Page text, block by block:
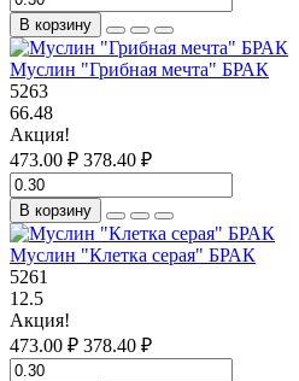
В корзину
Муслин "Грибная мечта" БРАК
5263
66.48
Акция!
473.00 ₽ 378.40 ₽
В корзину
Муслин "Клетка серая" БРАК
5261
12.5
Акция!
473.00 ₽ 378.40 ₽